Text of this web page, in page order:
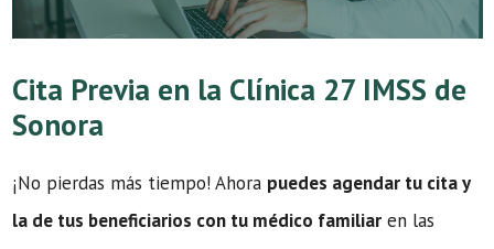
Cita Previa en la Clínica 27 IMSS de
Sonora
¡No pierdas más tiempo! Ahora puedes agendar tu cita y
la de tus beneficiarios con tu médico familiar en las